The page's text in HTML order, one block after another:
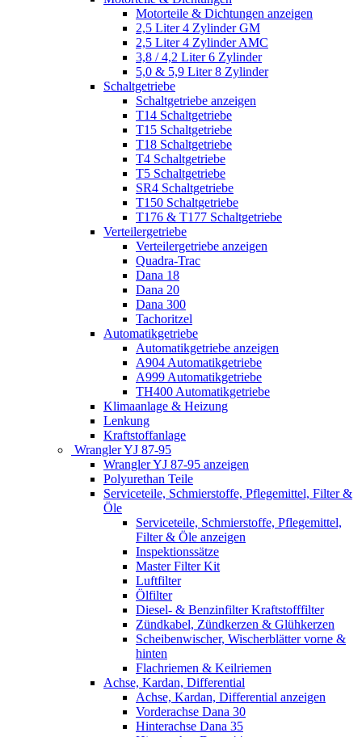
Motorteile & Dichtungen anzeigen
2,5 Liter 4 Zylinder GM
2,5 Liter 4 Zylinder AMC
3,8 / 4,2 Liter 6 Zylinder
5,0 & 5,9 Liter 8 Zylinder
Schaltgetriebe
Schaltgetriebe anzeigen
T14 Schaltgetriebe
T15 Schaltgetriebe
T18 Schaltgetriebe
T4 Schaltgetriebe
T5 Schaltgetriebe
SR4 Schaltgetriebe
T150 Schaltgetriebe
T176 & T177 Schaltgetriebe
Verteilergetriebe
Verteilergetriebe anzeigen
Quadra-Trac
Dana 18
Dana 20
Dana 300
Tachoritzel
Automatikgetriebe
Automatikgetriebe anzeigen
A904 Automatikgetriebe
A999 Automatikgetriebe
TH400 Automatikgetriebe
Klimaanlage & Heizung
Lenkung
Kraftstoffanlage
Wrangler YJ 87-95
Wrangler YJ 87-95 anzeigen
Polyurethan Teile
Serviceteile, Schmierstoffe, Pflegemittel, Filter &
Öle
Serviceteile, Schmierstoffe, Pflegemittel,
Filter & Öle anzeigen
Inspektionssätze
Master Filter Kit
Luftfilter
Ölfilter
Diesel- & Benzinfilter Kraftstofffilter
Zündkabel, Zündkerzen & Glühkerzen
Scheibenwischer, Wischerblätter vorne &
hinten
Flachriemen & Keilriemen
Achse, Kardan, Differential
Achse, Kardan, Differential anzeigen
Vorderachse Dana 30
Hinterachse Dana 35